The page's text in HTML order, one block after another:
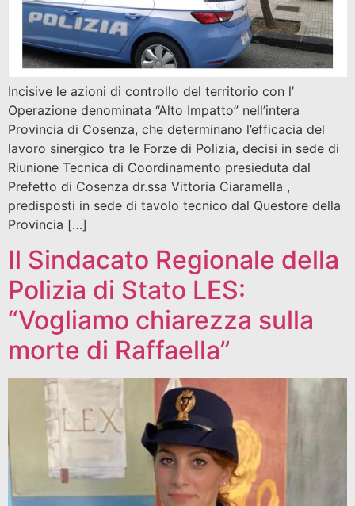
Incisive le azioni di controllo del territorio con l’
Operazione denominata “Alto Impatto” nell’intera
Provincia di Cosenza, che determinano l’efficacia del
lavoro sinergico tra le Forze di Polizia, decisi in sede di
Riunione Tecnica di Coordinamento presieduta dal
Prefetto di Cosenza dr.ssa Vittoria Ciaramella ,
predisposti in sede di tavolo tecnico dal Questore della
Provincia […]
Il Sindacato Regionale della
Polizia di Stato LES:
“Vogliamo chiarezza sulla
morte di Raffaella”